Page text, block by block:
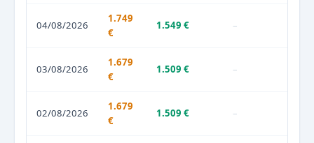
04/08/2026
1.749
€
1.549 € –
03/08/2026
1.679
€
1.509 € –
02/08/2026
1.679
€
1.509 € –